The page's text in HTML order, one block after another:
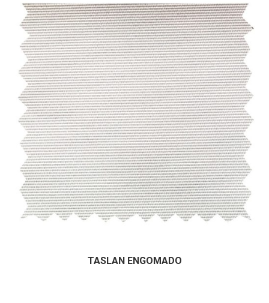
TASLAN ENGOMADO
Datos personales:
He leído y acepto laPolítica de Privacidad